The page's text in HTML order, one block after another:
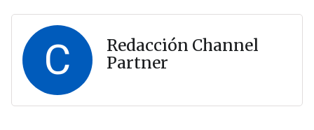
C
Redacción Channel
Partner